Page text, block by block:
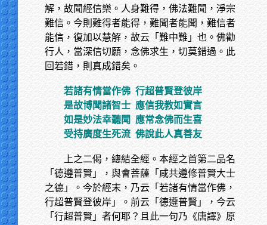
解，故聞經信樂。人身難得，佛法難聞，淨宗
難信。今則難得者能得，難聞者能聞，難信者
能信，復加以慧解，故云「難中難」也。佛勸
行人，當深信切願，念佛求生，切莫錯過。此
回若錯，則真成錯矣。
若諸有情當作佛 行超普賢登彼岸
是故博聞諸智士 應信我教如實言
如是妙法幸聽聞
應常念佛而生喜
受持廣度生死流 佛說此人真善友
上之二偈，總結全經。本經之首第二品名
「德遵普賢」，與會菩薩「咸共遵修普賢大士
之德」。今於經末，乃云「若諸有情當作佛，
行超普賢登彼岸」。前云「德遵普賢」，今云
「行超普賢」者何耶？且此一句乃《唐譯》原